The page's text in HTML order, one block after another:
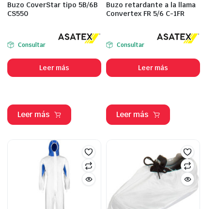
Buzo CoverStar tipo 5B/6B
CS550
Consultar
Leer más
Leer más
Buzo retardante a la llama
Convertex FR 5/6 C-1FR
Consultar
Leer más
Leer más